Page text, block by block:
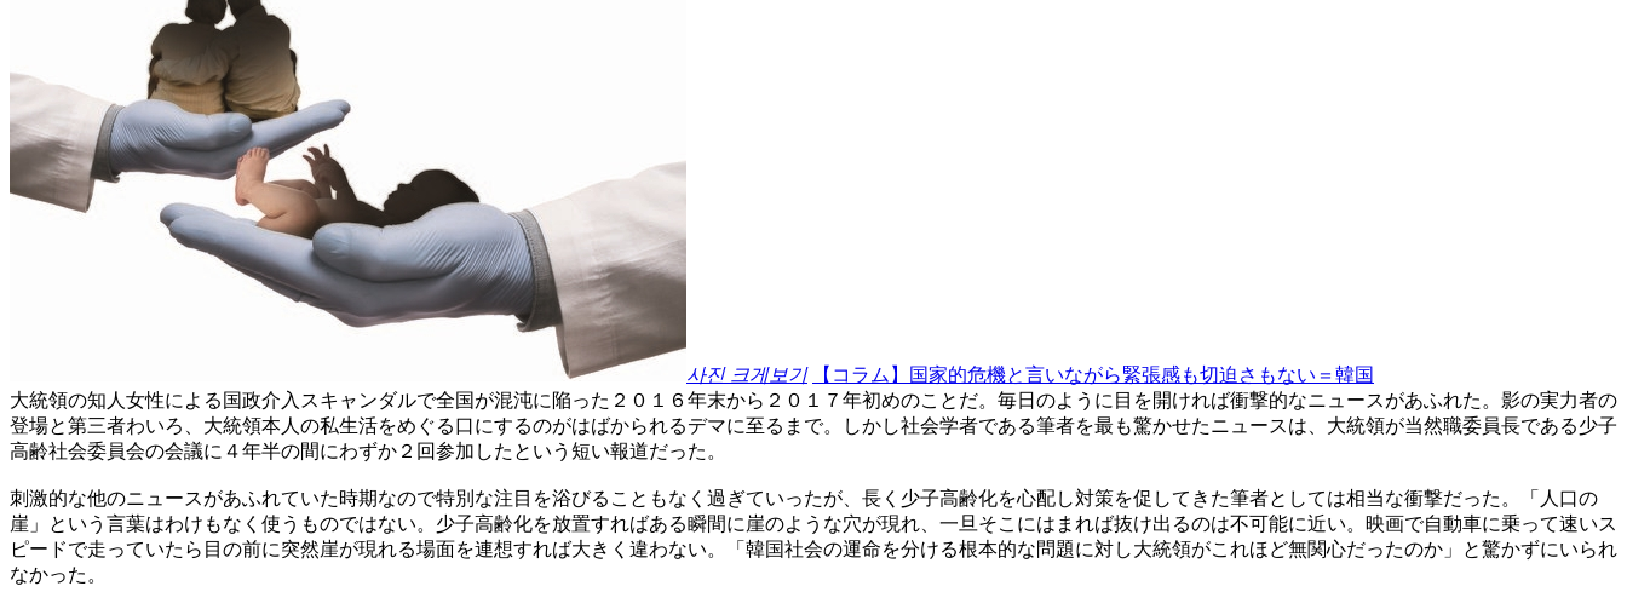
사진 크게보기
【コラム】国家的危機と言いながら緊張感も切迫さもない＝韓国
大統領の知人女性による国政介入スキャンダルで全国が混沌に陥った２０１６年末から２０１７年初めのことだ。毎日のように目を開ければ衝撃的なニュースがあふれた。影の実力者の
登場と第三者わいろ、大統領本人の私生活をめぐる口にするのがはばかられるデマに至るまで。しかし社会学者である筆者を最も驚かせたニュースは、大統領が当然職委員長である少子
高齢社会委員会の会議に４年半の間にわずか２回参加したという短い報道だった。
刺激的な他のニュースがあふれていた時期なので特別な注目を浴びることもなく過ぎていったが、長く少子高齢化を心配し対策を促してきた筆者としては相当な衝撃だった。「人口の
崖」という言葉はわけもなく使うものではない。少子高齢化を放置すればある瞬間に崖のような穴が現れ、一旦そこにはまれば抜け出るのは不可能に近い。映画で自動車に乗って速いス
ピードで走っていたら目の前に突然崖が現れる場面を連想すれば大きく違わない。「韓国社会の運命を分ける根本的な問題に対し大統領がこれほど無関心だったのか」と驚かずにいられ
なかった。